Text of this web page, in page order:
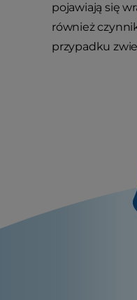
pojawiają się
również
przypadku